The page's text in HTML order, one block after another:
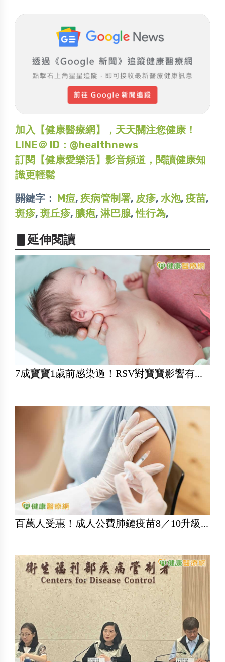
加入【健康醫療網】，天天關注您健康！
LINE＠ ID：@healthnews
訂閱【健康愛樂活】影音頻道，閱讀健康知
識更輕鬆
關鍵字： M痘, 疾病管制署, 皮疹, 水泡, 疫苗,
斑疹, 斑丘疹, 膿疱, 淋巴腺,性行為,
▋延伸閱讀
7成寶寶1歲前感染過！RSV對寶寶影響有...
百萬人受惠！成人公費肺鏈疫苗8／10升級...